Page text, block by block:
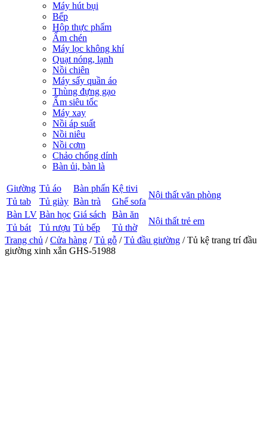
Máy hút bụi
Bếp
Hộp thực phẩm
Ấm chén
Máy lọc không khí
Quạt nóng, lạnh
Nồi chiên
Máy sấy quần áo
Thùng đựng gạo
Ấm siêu tốc
Máy xay
Nồi áp suất
Nồi niêu
Nồi cơm
Chảo chống dính
Bàn ủi, bàn là
Giường Tủ áo Bàn phấn Kệ tivi
Nội thất văn phòng
Tủ tab Tủ giày Bàn trà
Ghế sofa
Bàn LV Bàn học Giá sách Bàn ăn
Nội thất trẻ em
Tủ bát Tủ rượu Tủ bếp
Tủ thờ
Trang chủ /Cửa hàng /Tủ gỗ /Tủ đầu giường / Tủ kệ trang trí đầu
giường xinh xắn GHS-51988